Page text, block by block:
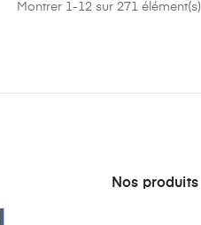
Montrer 1-12 sur 271 élément(s)
Nos produits